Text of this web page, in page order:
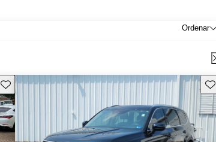
Ordenar
Guarda este Aviso